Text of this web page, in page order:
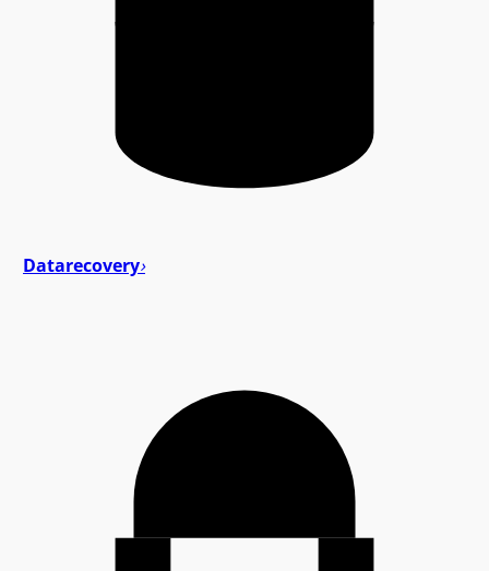
Datarecovery›